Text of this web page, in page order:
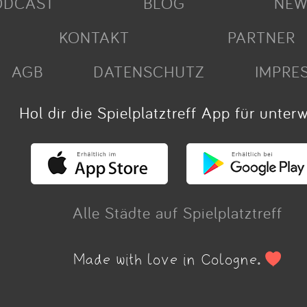
KONTAKT
PARTNER
AGB
DATENSCHUTZ
Hol dir die Spielplatztreff App für
Alle Städte auf Spielplatztreff
Made with love in Cologne.